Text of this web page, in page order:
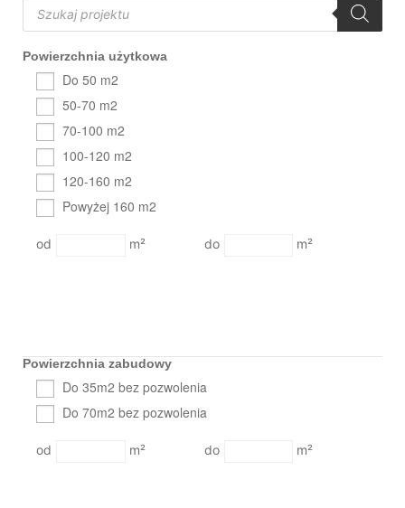
Powierzchnia użytkowa
Do 50 m2
50-70 m2
70-100 m2
100-120 m2
120-160 m2
Powyżej 160 m2
m² m²
Powierzchnia zabudowy
Do 35m2 bez pozwolenia
Do 70m2 bez pozwolenia
m² m²